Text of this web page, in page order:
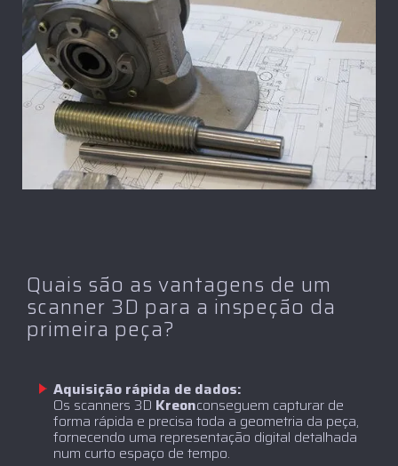
Quais são as vantagens de um
scanner 3D para a inspeção da
primeira peça?
Aquisição rápida de dados:
‍Os scanners 3D Kreonconseguem capturar de
forma rápida e precisa toda a geometria da peça,
fornecendo uma representação digital detalhada
num curto espaço de tempo.